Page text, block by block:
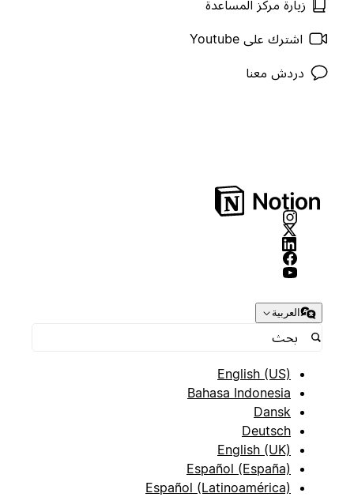
زيارة مركز المساعدة
اشترك على Youtube
دردش معنا
العربية
English (US)
Bahasa Indonesia
Dansk
Deutsch
English (UK)
Español (España)
Español (Latinoamérica)